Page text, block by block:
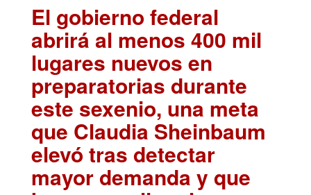
El gobierno federal
abrirá al menos 400 mil
lugares nuevos en
preparatorias durante
este sexenio, una meta
que Claudia Sheinbaum
elevó tras detectar
mayor demanda y que